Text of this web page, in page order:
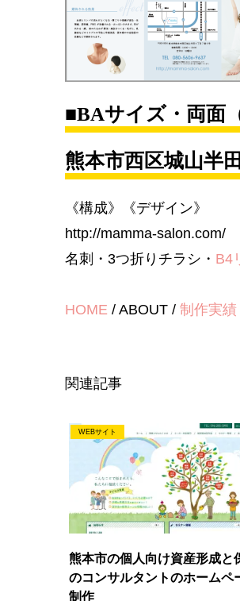
■BAサイズ・両面
熊本市西区城山半
《構成》《デザイン》
http://mamma-salon.com/
名刺・3つ折りチラシ・ B4
HOME / ABOUT /制作実績
関連記事
WEBサイト
熊本市の個人向け資産形成と
のコンサルタントのホームペ
制作